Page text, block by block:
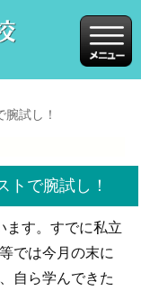
試し！
トで腕試し！
す。すでに私立
では今月の末に
自ら学んできた